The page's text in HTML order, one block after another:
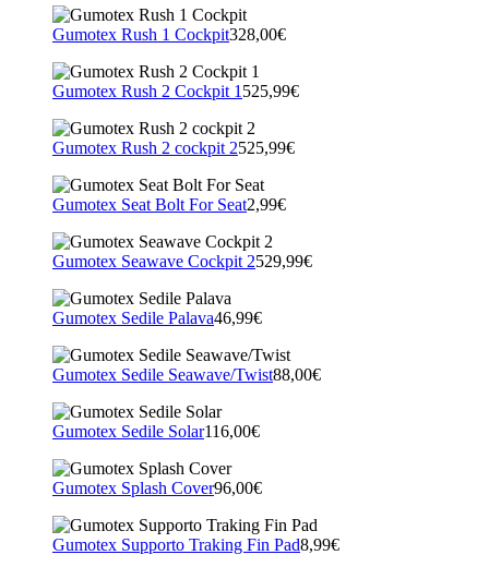
Gumotex Rush 1 Cockpit328,00€
Gumotex Rush 2 Cockpit 1 525,99€
Gumotex Rush 2 cockpit 2525,99€
Gumotex Seat Bolt For Seat2,99€
Gumotex Seawave Cockpit 2529,99€
Gumotex Sedile Palava46,99€
Gumotex Sedile Seawave/Twist88,00€
Gumotex Sedile Solar116,00€
Gumotex Splash Cover96,00€
Gumotex Supporto Traking Fin Pad8,99€